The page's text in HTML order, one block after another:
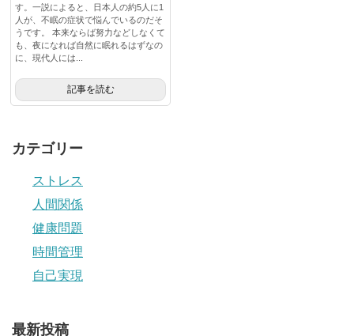
す。一説によると、日本人の約5人に1
人が、不眠の症状で悩んでいるのだそ
うです。 本来ならば努力などしなくて
も、夜になれば自然に眠れるはずなの
に、現代人には...
記事を読む
カテゴリー
ストレス
人間関係
健康問題
時間管理
自己実現
最新投稿